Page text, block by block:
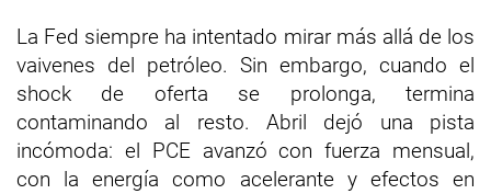
La Fed siempre ha intentado mirar más allá de los
vaivenes del petróleo. Sin embargo, cuando el
shock de oferta se prolonga, termina
contaminando al resto. Abril dejó una pista
incómoda: el PCE avanzó con fuerza mensual,
con la energía como acelerante y efectos en